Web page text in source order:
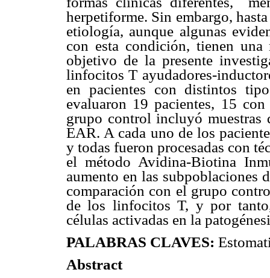
herpetiforme. Sin embargo,
etiología, aunque algunas
con esta condición, tienen una
objetivo de la presente
linfocitos T ayudadores-
en pacientes con distintos
evaluaron 19 pacientes, 15
grupo control incluyó muestras
EAR. A cada uno de los
y todas fueron procesadas con
el método Avidina-Biotina
aumento en las subpoblaciones
comparación con el grupo
de los linfocitos T, y por
células activadas en la
PALABRAS CLAVES:
Abstract